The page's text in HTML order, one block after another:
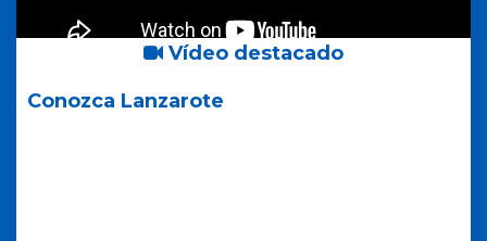
Vídeo destacado
Conozca Lanzarote